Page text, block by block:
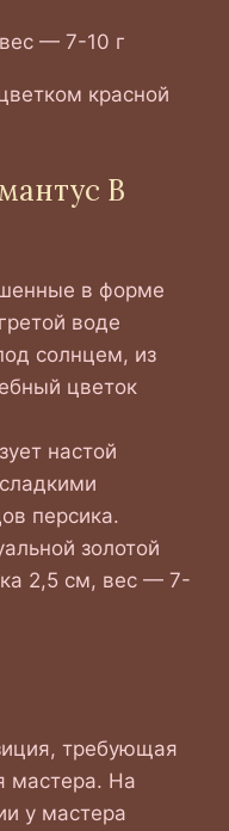
— 7-10 г
красной
В
в форме
воде
солнцем, из
цветок
настой
персика.
золотой
2,5 см, вес — 7-
требующая
мастера. На
у мастера